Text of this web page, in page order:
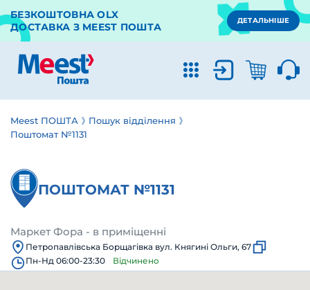
БЕЗКОШТОВНА OLX
ДОСТАВКА З MEEST ПОШТА
ДЕТАЛЬНІШЕ
Meest ПОШТА
Пошук відділення
Поштомат №1131
ПОШТОМАТ №1131
Маркет Фора - в приміщенні
Петропавлівська Борщагівка вул. Княгині Ольги, 67
Пн-Нд 06:00-23:30
Відчинено